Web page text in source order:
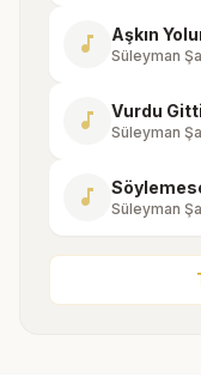
music_note Aşkın
Süleyman
music_note Vurdu
Süleyman
music_note Süleyman